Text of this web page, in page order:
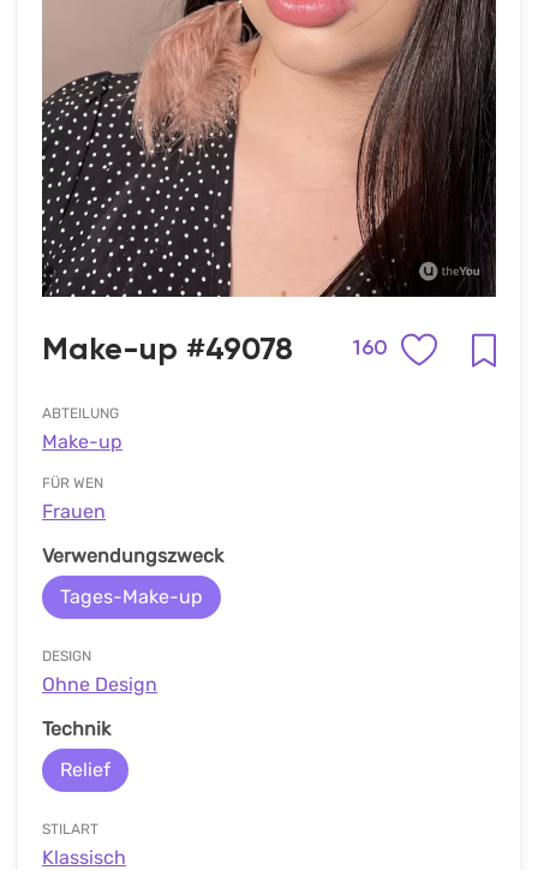
Make-up #49078 160
ABTEILUNG
Make-up
FÜR WEN
Frauen
Verwendungszweck
Tages-Make-up
DESIGN
Ohne Design
Technik
Relief
STILART
Klassisch